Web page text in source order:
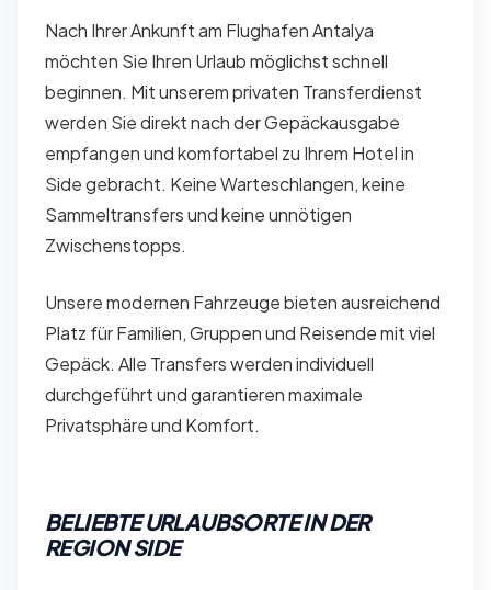
Nach Ihrer Ankunft am Flughafen Antalya
möchten Sie Ihren Urlaub möglichst schnell
beginnen. Mit unserem privaten Transferdienst
werden Sie direkt nach der Gepäckausgabe
empfangen und komfortabel zu Ihrem Hotel in
Side gebracht. Keine Warteschlangen, keine
Sammeltransfers und keine unnötigen
Zwischenstopps.
Unsere modernen Fahrzeuge bieten ausreichend
Platz für Familien, Gruppen und Reisende mit viel
Gepäck. Alle Transfers werden individuell
durchgeführt und garantieren maximale
Privatsphäre und Komfort.
BELIEBTE URLAUBSORTE IN DER
REGION SIDE